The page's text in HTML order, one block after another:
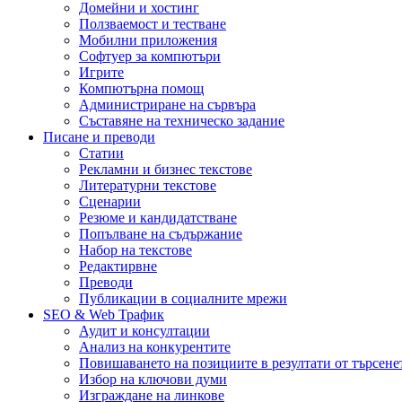
Домейни и хостинг
Ползваемост и тестване
Мобилни приложения
Софтуер за компютъри
Игрите
Компютърна помощ
Администриране на сървъра
Съставяне на техническо задание
Писане и преводи
Статии
Рекламни и бизнес текстове
Литературни текстове
Сценарии
Резюме и кандидатстване
Попълване на съдържание
Набор на текстове
Редактирвне
Преводи
Публикации в социалните мрежи
SEO & Web Трафик
Аудит и консултации
Анализ на конкурентите
Повишаването на позициите в резултати от
Избор на ключови думи
Изграждане на линкове